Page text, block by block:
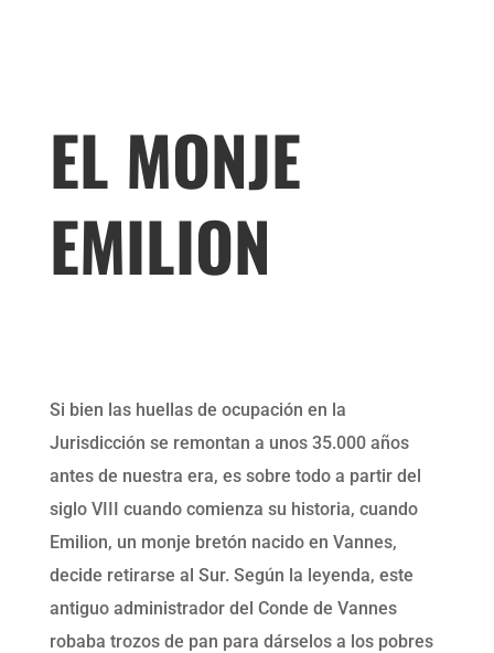
EL MONJE
EMILION
Si bien las huellas de ocupación en la
Jurisdicción se remontan a unos 35.000 años
antes de nuestra era, es sobre todo a partir del
siglo VIII cuando comienza su historia, cuando
Emilion, un monje bretón nacido en Vannes,
decide retirarse al Sur. Según la leyenda, este
antiguo administrador del Conde de Vannes
robaba trozos de pan para dárselos a los pobres